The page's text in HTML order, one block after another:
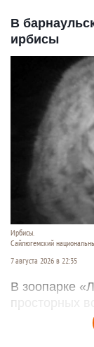
В
ирбисы
Ирбисы.
Сайлюгемский
7 августа 2026 в 22:35
В зоопарке
просторных